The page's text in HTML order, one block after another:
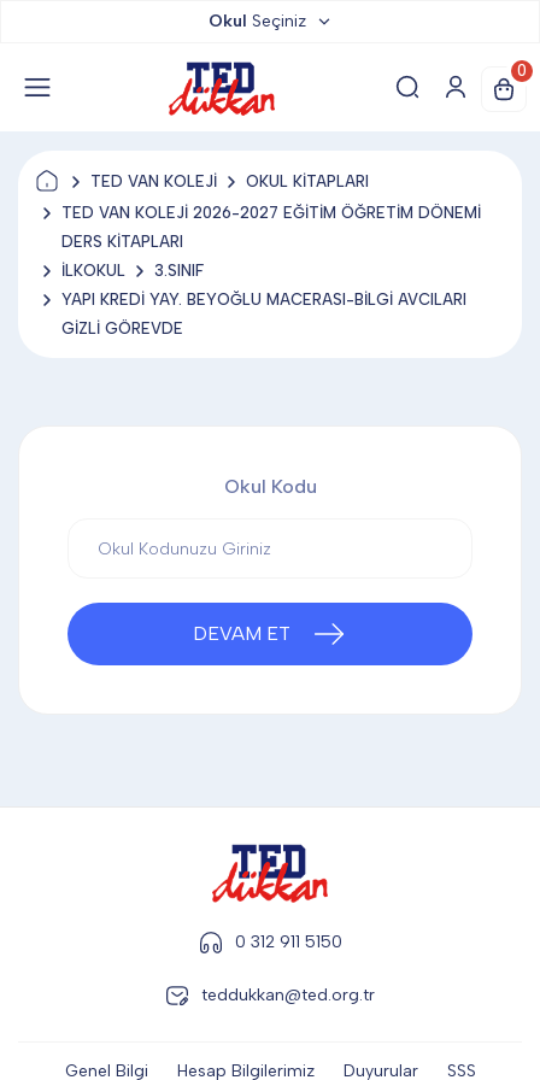
TED YAYINLARI
TED LOKUM
ANAHTARLIK
BLOKNOT & DEFTER
KALEM & KALEM SETİ
TERMOS & FİNCAN
Okul Seçiniz
0
TED VAN KOLEJİ
OKUL KİTAPLARI
TED VAN KOLEJİ 2026-2027 EĞİTİM ÖĞRETİM DÖNEMİ
DERS KİTAPLARI
İLKOKUL
3.SINIF
YAPI KREDİ YAY. BEYOĞLU MACERASI-BİLGİ AVCILARI
GİZLİ GÖREVDE
Okul Kodu
DEVAM ET
0 312 911 5150
teddukkan@ted.org.tr
Genel Bilgi Hesap Bilgilerimiz Duyurular SSS